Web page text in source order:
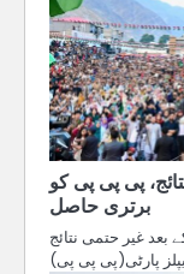
پی پی پی کو
غیر حتمی نتائج